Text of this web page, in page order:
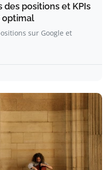
des positions et KPIs
optimal
sur Google et